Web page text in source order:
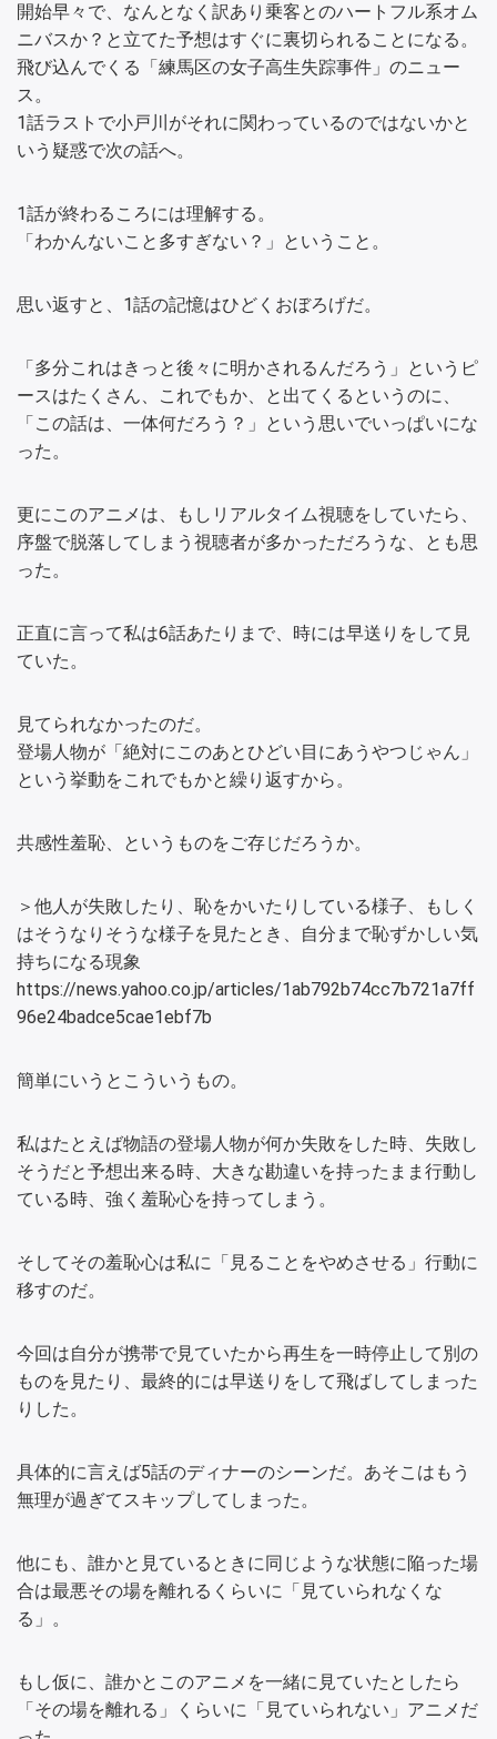
開始早々で、なんとなく訳あり乗客とのハートフル系オム
ニバスか？と立てた予想はすぐに裏切られることになる。
飛び込んでくる「練馬区の女子高生失踪事件」のニュー
ス。
1話ラストで小戸川がそれに関わっているのではないかと
いう疑惑で次の話へ。
1話が終わるころには理解する。
「わかんないこと多すぎない？」ということ。
思い返すと、1話の記憶はひどくおぼろげだ。
「多分これはきっと後々に明かされるんだろう」というピ
ースはたくさん、これでもか、と出てくるというのに、
「この話は、一体何だろう？」という思いでいっぱいにな
った。
更にこのアニメは、もしリアルタイム視聴をしていたら、
序盤で脱落してしまう視聴者が多かっただろうな、とも思
った。
正直に言って私は6話あたりまで、時には早送りをして見
ていた。
見てられなかったのだ。
登場人物が「絶対にこのあとひどい目にあうやつじゃん」
という挙動をこれでもかと繰り返すから。
共感性羞恥、というものをご存じだろうか。
＞他人が失敗したり、恥をかいたりしている様子、もしく
はそうなりそうな様子を見たとき、自分まで恥ずかしい気
持ちになる現象
https://news.yahoo.co.jp/articles/1ab792b74cc7b721a7ff
96e24badce5cae1ebf7b
簡単にいうとこういうもの。
私はたとえば物語の登場人物が何か失敗をした時、失敗し
そうだと予想出来る時、大きな勘違いを持ったまま行動し
ている時、強く羞恥心を持ってしまう。
そしてその羞恥心は私に「見ることをやめさせる」行動に
移すのだ。
今回は自分が携帯で見ていたから再生を一時停止して別の
ものを見たり、最終的には早送りをして飛ばしてしまった
りした。
具体的に言えば5話のディナーのシーンだ。あそこはもう
無理が過ぎてスキップしてしまった。
他にも、誰かと見ているときに同じような状態に陥った場
合は最悪その場を離れるくらいに「見ていられなくな
る」。
もし仮に、誰かとこのアニメを一緒に見ていたとしたら
「その場を離れる」くらいに「見ていられない」アニメだ